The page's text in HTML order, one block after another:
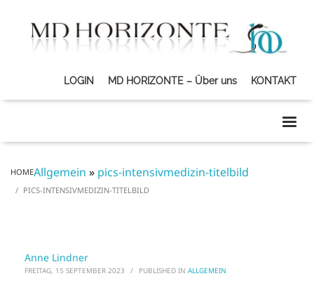
LOGIN MD HORIZONTE – Über uns KONTAKT
HOMEAllgemein » pics-intensivmedizin-titelbild
PICS-INTENSIVMEDIZIN-TITELBILD
Anne Lindner
FREITAG, 15 SEPTEMBER 2023 / PUBLISHED IN ALLGEMEIN